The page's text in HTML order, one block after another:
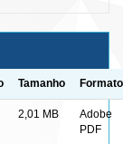
Tamanho Formato
2,01 MB
Adobe
PDF